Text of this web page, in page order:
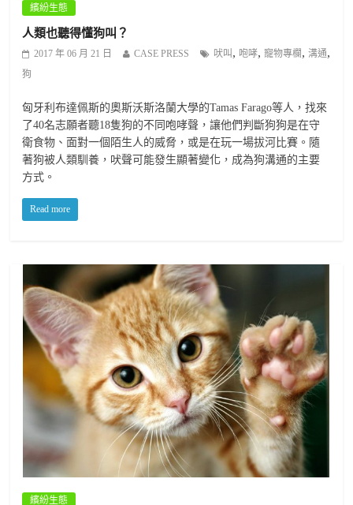
繽紛生態
人類也聽得懂狗叫？
2017 年 06 月 21 日 CASE PRESS 吠叫 , 咆哮,寵物專欄 ,溝通,
狗
匈牙利布達佩斯的奧斯沃斯洛蘭大學的Tamas Farago等人，找來
了40名志願者聽18隻狗的不同咆哮聲，讓他們判斷狗狗是在守
衛食物、面對一個陌生人的威脅，或是在玩一場拔河比賽。隨
著狗被人類馴養，吠聲可能發生顯著變化，成為狗溝通的主要
方式。
Read more
繽紛生態